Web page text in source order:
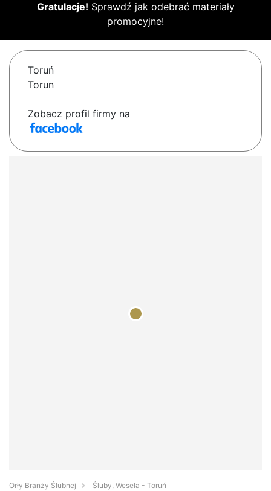
Gratulacje! Sprawdź jak odebrać materiały
promocyjne!
Toruń
Torun
Zobacz profil firmy na
Orły Branży Ślubnej
Śluby, Wesela - Toruń